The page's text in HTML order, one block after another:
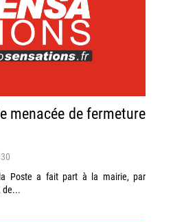
menacée de fermeture
Poste a fait part à la mairie, par
de...